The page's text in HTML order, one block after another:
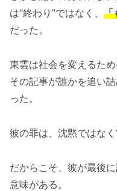
は“終わり”ではなく、 「
だった。
東雲は社会を変えるた
その記事が誰かを追い
った。
彼の罪は、沈黙ではなく
だからこそ、彼が最後
意味がある。